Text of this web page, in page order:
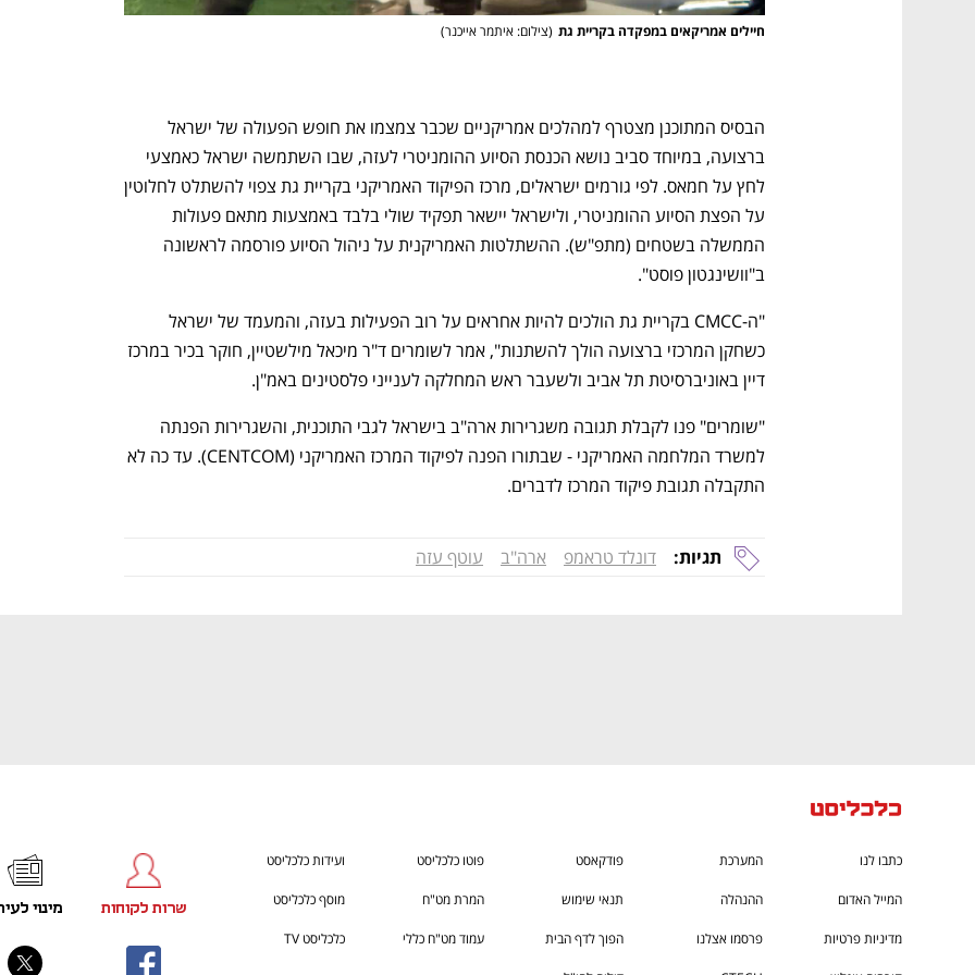
הבית של ההייטק הישראלי
חיילים אמריקאים במפקדה בקריית גת (צילום: איתמר אייכנר)
ב"וושינגטון פוסט".
דיין באוניברסיטת תל אביב ולשעבר ראש המחלקה לענייני פלסטינים באמ"ן.
התקבלה תגובת פיקוד המרכז לדברים.
תגיות: דונלד טראמפ ארה"ב עוטף עזה
כתבו לנו המערכת פודקאסט פוטו כלכליסט ועידות כלכליסט
המייל האדום ההנהלה תנאי שימוש המרת מט"ח מוסף כלכליסט
מדיניות פרטיות פרסמו אצלנו הפוך לדף הבית עמוד מט"ח כללי כלכליסט TV
שרות לקוחות מינוי